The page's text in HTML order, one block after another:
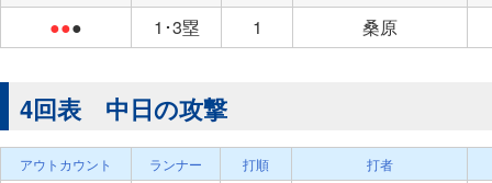
●●● 1･3塁 1 桑原
4回表 中日の攻撃
アウトカウント ランナー 打順 打者